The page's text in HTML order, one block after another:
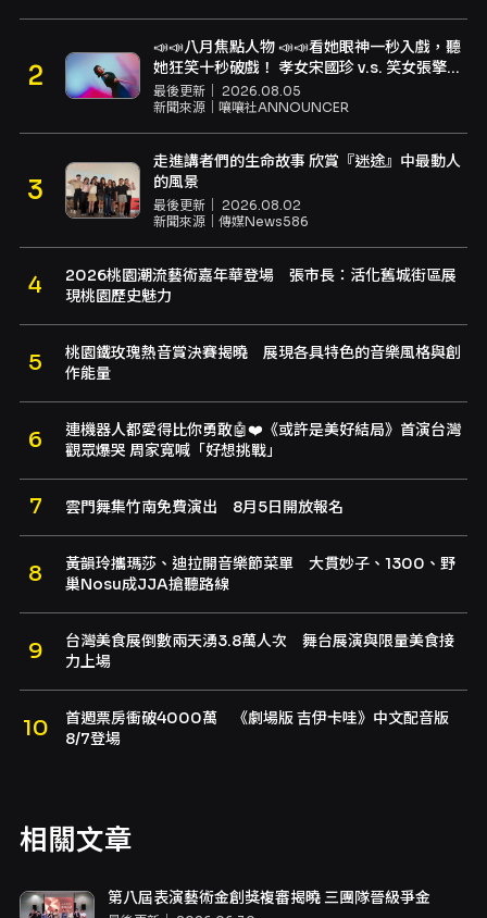
📣📣八月焦點人物 📣📣看她眼神一秒入戲，聽
她狂笑十秒破戲！ 孝女宋國珍 v.s. 笑女張擎
佳：本是同根生，相約壓車別太急
最後更新｜ 2026.08.05
新聞來源｜ 嚷嚷社ANNOUNCER
走進講者們的生命故事 欣賞『迷途』中最動人
的風景
最後更新｜ 2026.08.02
新聞來源｜ 傳媒News586
2026桃園潮流藝術嘉年華登場 張市長：活化舊城街區展
現桃園歷史魅力
桃園鐵玫瑰熱音賞決賽揭曉 展現各具特色的音樂風格與創
作能量
連機器人都愛得比你勇敢🤖❤️《或許是美好結局》首演台灣
觀眾爆哭 周家寬喊「好想挑戰」
雲門舞集竹南免費演出 8月5日開放報名
黃韻玲攜瑪莎、迪拉開音樂節菜單 大貫妙子、1300、野
巢Nosu成JJA搶聽路線
台灣美食展倒數兩天湧3.8萬人次 舞台展演與限量美食接
力上場
首週票房衝破4000萬 《劇場版 吉伊卡哇》中文配音版
8/7登場
相關文章
第八屆表演藝術金創獎複審揭曉 三團隊晉級爭金